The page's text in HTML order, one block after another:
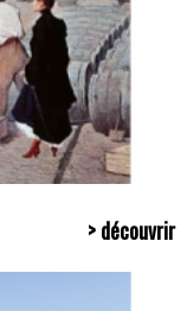
> découvrir